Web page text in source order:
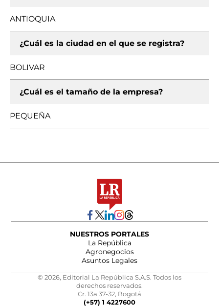
ANTIOQUIA
¿Cuál es la ciudad en el que se registra?
BOLIVAR
¿Cuál es el tamaño de la empresa?
PEQUEÑA
NUESTROS PORTALES
La República
Agronegocios
Asuntos Legales
© 2026, Editorial La República S.A.S. Todos los
derechos reservados.
Cr. 13a 37-32, Bogotá
(+57) 1 4227600